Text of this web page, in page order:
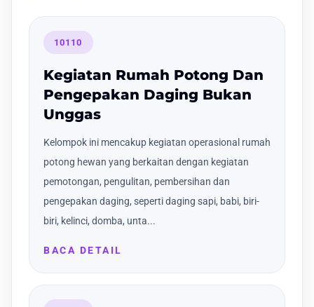
10110
Kegiatan Rumah Potong Dan
Pengepakan Daging Bukan
Unggas
Kelompok ini mencakup kegiatan operasional rumah
potong hewan yang berkaitan dengan kegiatan
pemotongan, pengulitan, pembersihan dan
pengepakan daging, seperti daging sapi, babi, biri-
biri, kelinci, domba, unta...
BACA DETAIL